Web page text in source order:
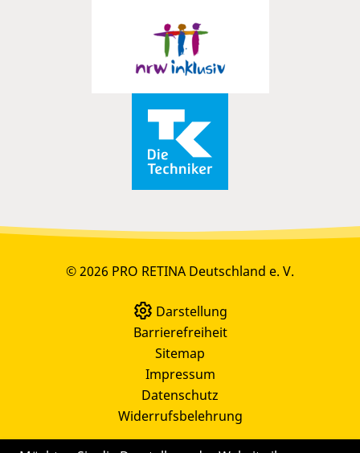
© 2026 PRO RETINA Deutschland e. V.
Darstellung
Barrierefreiheit
Sitemap
Impressum
Datenschutz
Widerrufsbelehrung